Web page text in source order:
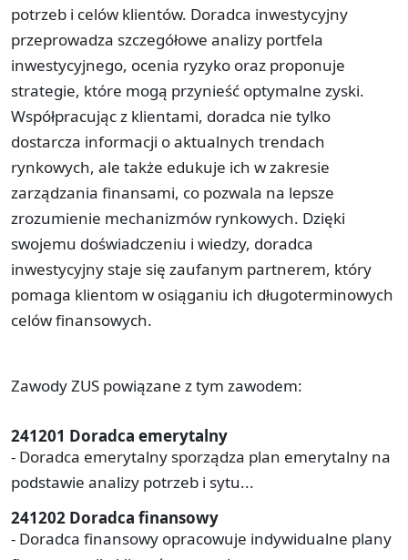
potrzeb i celów klientów. Doradca inwestycyjny
przeprowadza szczegółowe analizy portfela
inwestycyjnego, ocenia ryzyko oraz proponuje
strategie, które mogą przynieść optymalne zyski.
Współpracując z klientami, doradca nie tylko
dostarcza informacji o aktualnych trendach
rynkowych, ale także edukuje ich w zakresie
zarządzania finansami, co pozwala na lepsze
zrozumienie mechanizmów rynkowych. Dzięki
swojemu doświadczeniu i wiedzy, doradca
inwestycyjny staje się zaufanym partnerem, który
pomaga klientom w osiąganiu ich długoterminowych
celów finansowych.
Zawody ZUS powiązane z tym zawodem:
241201 Doradca emerytalny
- Doradca emerytalny sporządza plan emerytalny na
podstawie analizy potrzeb i sytu...
241202 Doradca finansowy
- Doradca finansowy opracowuje indywidualne plany